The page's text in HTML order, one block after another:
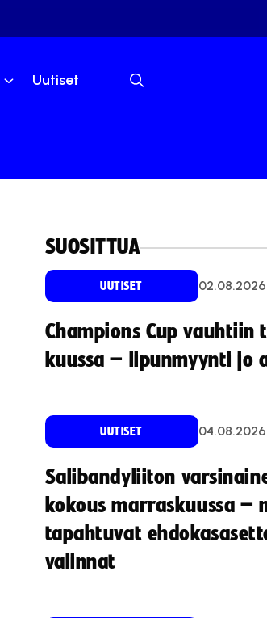
Uutiset
SUOSITTUA
UUTISET 02.08.2026
Champions Cup vauhtiin
kuussa – lipunmyynti jo
UUTISET 04.08.2026
Salibandyliiton
kokous marraskuussa –
tapahtuvat
valinnat